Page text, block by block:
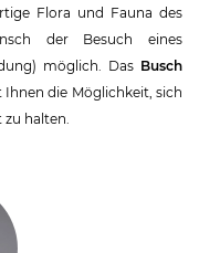
Flora und Fauna des
der Besuch eines
möglich. Das Busch
Ihnen die Möglichkeit, sich
halten.